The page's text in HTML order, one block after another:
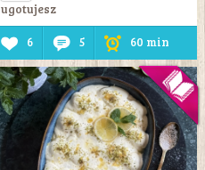
ugotujesz
6 5 60 min